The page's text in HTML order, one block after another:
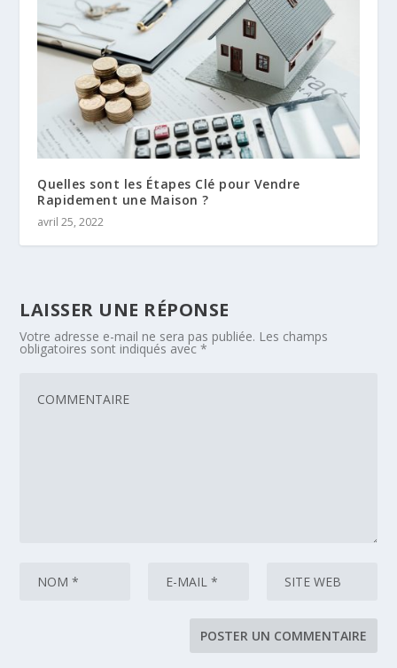
Quelles sont les Étapes Clé pour Vendre
Rapidement une Maison ?
avril 25, 2022
LAISSER UNE RÉPONSE
Votre adresse e-mail ne sera pas publiée. Les champs
obligatoires sont indiqués avec*